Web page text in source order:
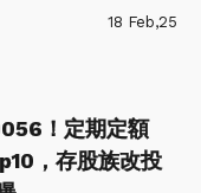
18 Feb,25
！定期定額
，存股族改投